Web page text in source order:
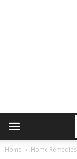
Home Home Remedies